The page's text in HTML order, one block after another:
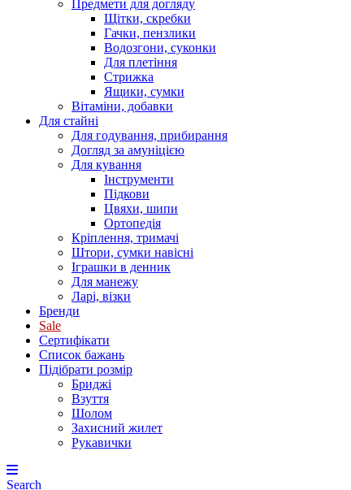
Предмети для догляду
Щітки, скребки
Гачки, пензлики
Водозгони, суконки
Для плетіння
Стрижка
Ящики, сумки
Вітаміни, добавки
Для стайні
Для годування, прибирання
Догляд за амуніцією
Для кування
Інструменти
Підкови
Цвяхи, шипи
Ортопедія
Кріплення, тримачі
Штори, сумки навісні
Іграшки в денник
Для манежу
Ларі, візки
Бренди
Sale
Сертифікати
Список бажань
Підібрати розмір
Бриджі
Взуття
Шолом
Захисний жилет
Рукавички
Search